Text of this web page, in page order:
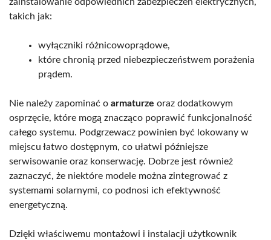
takich jak:
wyłączniki różnicowoprądowe,
które chronią przed niebezpieczeństwem porażenia
prądem.
Nie należy zapominać o armaturze oraz dodatkowym
osprzęcie, które mogą znacząco poprawić funkcjonalność
całego systemu. Podgrzewacz powinien być lokowany w
miejscu łatwo dostępnym, co ułatwi późniejsze
serwisowanie oraz konserwację. Dobrze jest również
zaznaczyć, że niektóre modele można zintegrować z
systemami solarnymi, co podnosi ich efektywność
energetyczną.
Dzięki właściwemu montażowi i instalacji użytkownik